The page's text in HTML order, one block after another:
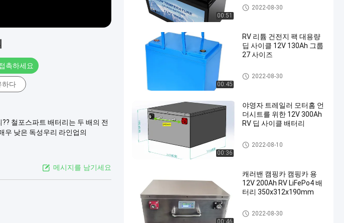
촉하세요
하다
철포스파트 배터리는 두 배의 전
우 낮은 독성우리 라인업의
메시지를 남기세요
00:51
RV 캠핑카 배터리
2022-08-30
00:45
RV 리튬 건전지 팩 대용량
딥 사이클 12V 130Ah 그룹
27 사이즈
RV 캠핑카 배터리
2022-08-30
00:36
야영자 트레일러 모터홈 언
더시트를 위한 12V 300Ah
RV 딥 사이클 배터리
RV 캠핑카 배터리
2022-08-10
00:46
캐러밴 캠핑카 캠핑카 용
12V 200Ah RV LiFePo4 배
터리 350x312x190mm
RV 캠핑카 배터리
2022-08-30